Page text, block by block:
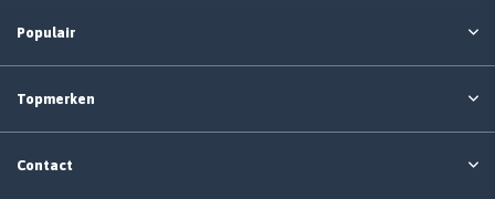
Populair
Topmerken
Contact